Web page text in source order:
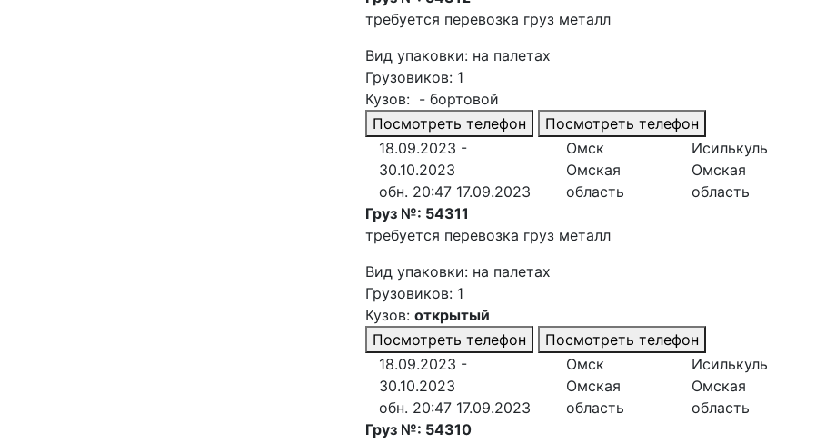
требуется перевозка груз металл
Вид упаковки: на палетах
Грузовиков: 1
Кузов: - бортовой
Посмотреть телефон
Посмотреть телефон
18.09.2023 -
30.10.2023
обн. 20:47 17.09.2023
Омск
Омская
область
Исилькуль
Омская
область
Груз №: 54311
требуется перевозка груз металл
Вид упаковки: на палетах
Грузовиков: 1
Кузов: открытый
Посмотреть телефон
Посмотреть телефон
18.09.2023 -
30.10.2023
обн. 20:47 17.09.2023
Омск
Омская
область
Исилькуль
Омская
область
Груз №: 54310